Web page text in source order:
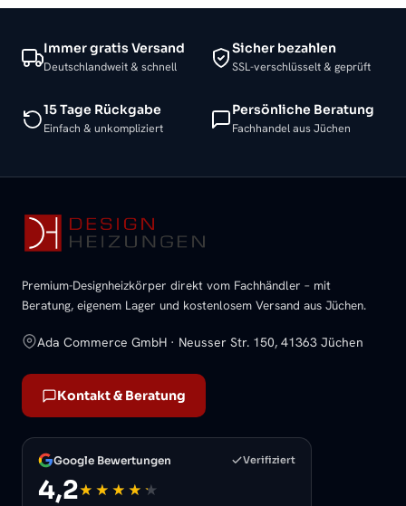
Immer gratis Versand
Deutschlandweit & schnell
Sicher bezahlen
SSL-verschlüsselt & geprüft
15 Tage Rückgabe
Einfach & unkompliziert
Persönliche Beratung
Fachhandel aus Jüchen
Premium-Designheizkörper direkt vom Fachhändler – mit
Beratung, eigenem Lager und kostenlosem Versand aus Jüchen.
Ada Commerce GmbH · Neusser Str. 150, 41363 Jüchen
Kontakt & Beratung
Google Bewertungen Verifiziert
4,2